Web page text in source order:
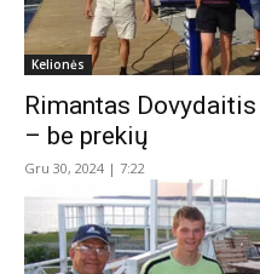
Kelionės
Rimantas
– be prekių
Gru 30, 2024 | 7:22